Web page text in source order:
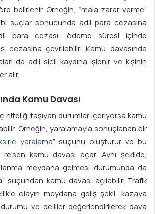
belirlenir. Örneğin, “mala zarar verme”
suçlar sonucunda adli para cezasına
para cezası, ödeme süresi içinde
cezasına çevrilebilir. Kamu davasında
da adli sicil kaydına işlenir ve kişinin
alır.
Kamu Davası
niteliği taşıyan durumlar içeriyorsa kamu
Örneğin, yaralamayla sonuçlanan bir
yaralama” suçunu oluşturur ve bu
re’sen kamu davası açar. Aynı şekilde,
meydana gelmesi durumunda da
suçundan kamu davası açılabilir. Trafik
olayın meydana geliş şekli, kazaya
durumu ve deliller değerlendirilerek dava